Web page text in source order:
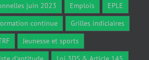
juin 2023
Emplois
EPLE
continue
Grilles indiciaires
Jeunesse et sports